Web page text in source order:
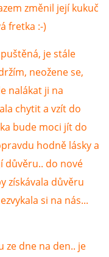
změnil její kukuč
fretka :-)
je stále
neožene se,
nalákat ji na
chytit a vzít do
bude moci jít do
hodně lásky a
důvěru.. do nové
získávala důvěru
si na nás...
ze dne na den.. je